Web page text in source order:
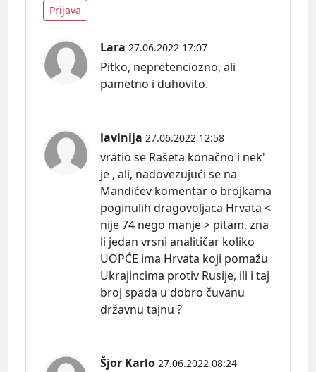
Prijava
Lara 27.06.2022 17:07
Pitko, nepretenciozno, ali
pametno i duhovito.
lavinija 27.06.2022 12:58
vratio se Rašeta konačno i nek'
je , ali, nadovezujući se na
Mandićev komentar o brojkama
poginulih dragovoljaca Hrvata <
nije 74 nego manje > pitam, zna
li jedan vrsni analitičar koliko
UOPĆE ima Hrvata koji pomažu
Ukrajincima protiv Rusije, ili i taj
broj spada u dobro čuvanu
državnu tajnu ?
Šjor Karlo 27.06.2022 08:24